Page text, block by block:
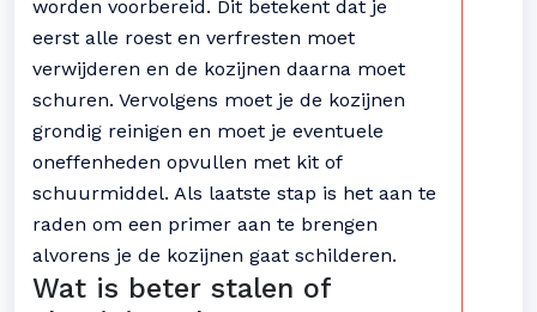
worden voorbereid. Dit betekent dat je
eerst alle roest en verfresten moet
verwijderen en de kozijnen daarna moet
schuren. Vervolgens moet je de kozijnen
grondig reinigen en moet je eventuele
oneffenheden opvullen met kit of
schuurmiddel. Als laatste stap is het aan te
raden om een primer aan te brengen
alvorens je de kozijnen gaat schilderen.
Wat is beter stalen of